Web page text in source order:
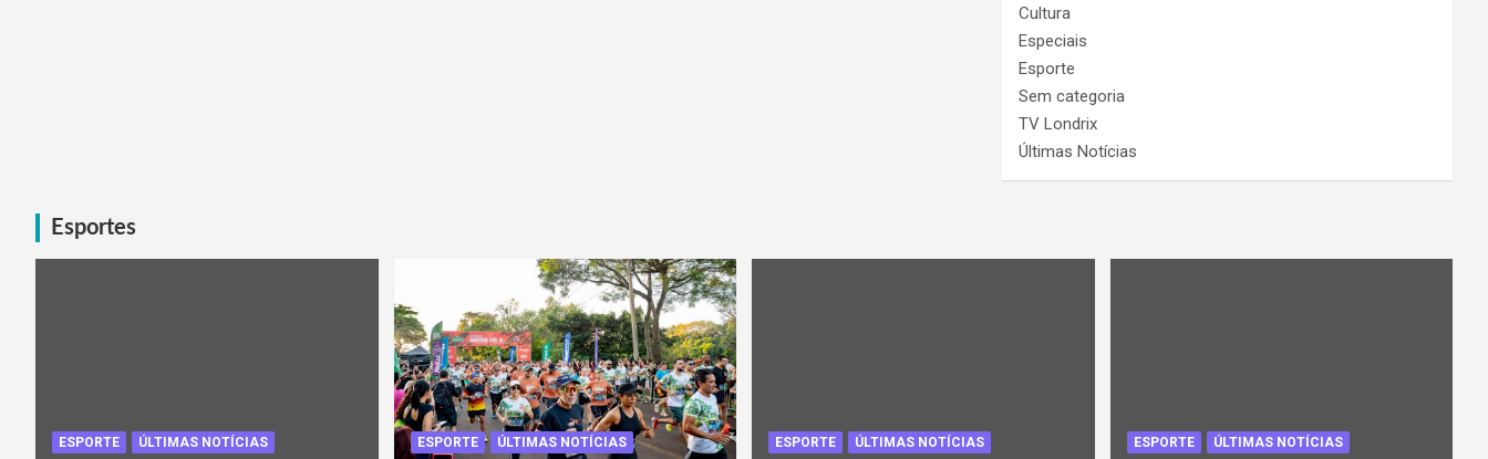
Cultura
Especiais
Esporte
Sem categoria
TV Londrix
Últimas Notícias
Esportes
ESPORTE ÚLTIMAS NOTÍCIAS ESPORTE ÚLTIMAS NOTÍCIAS ESPORTE ÚLTIMAS NOTÍCIAS ESPORTE ÚLTIMAS NOTÍCIAS